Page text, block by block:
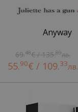
Anyway
69.48€ / 135.89лв.
55.90€ / 109.33лв.